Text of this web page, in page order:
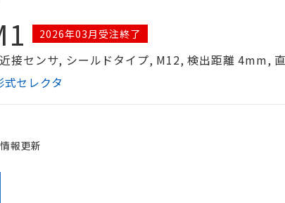
2026年03月受注終了
接センサ, シールドタイプ, M12, 検出距離 4mm,
セレクタ
報更新